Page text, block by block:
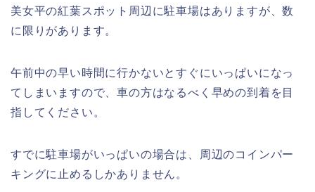
美女平の紅葉スポット周辺に駐車場はありますが、数
に限りがあります。
午前中の早い時間に行かないとすぐにいっぱいになっ
てしまいますので、車の方はなるべく早めの到着を目
指してください。
すでに駐車場がいっぱいの場合は、周辺のコインパー
キングに止めるしかありません。